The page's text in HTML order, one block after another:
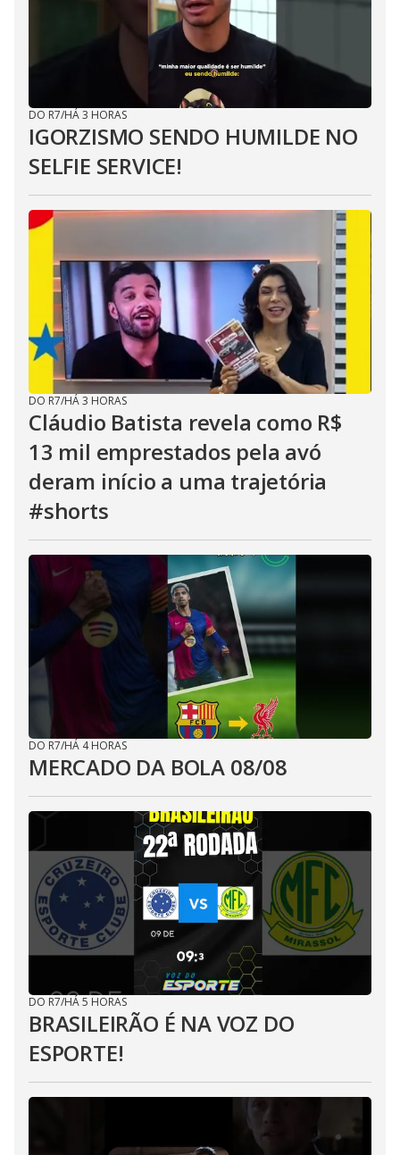
DO R7/HÁ 3 HORAS
IGORZISMO SENDO HUMILDE NO
SELFIE SERVICE!
DO R7/HÁ 3 HORAS
Cláudio Batista revela como R$
13 mil emprestados pela avó
deram início a uma trajetória
#shorts
DO R7/HÁ 4 HORAS
MERCADO DA BOLA 08/08
DO R7/HÁ 5 HORAS
BRASILEIRÃO É NA VOZ DO
ESPORTE!